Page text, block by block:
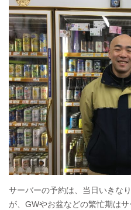
サーバーの予約は、当日いきな
が、GWやお盆などの繁忙期は